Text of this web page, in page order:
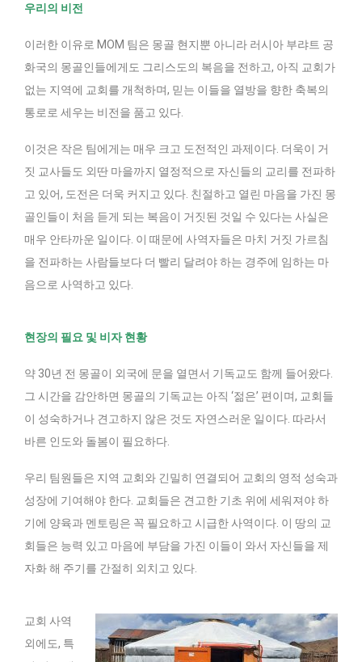
우리의 비전
이러한 이유로 MOM 팀은 몽골 현지뿐 아니라 러시아 부랴트 공
화국의 몽골인들에게도 그리스도의 복음을 전하고, 아직 교회가
없는 지역에 교회를 개척하며, 믿는 이들을 열방을 향한 축복의
통로로 세우는 비전을 품고 있다.
이것은 작은 팀에게는 매우 크고 도전적인 과제이다. 더욱이 거
짓 교사들도 외딴 마을까지 열정적으로 자신들의 교리를 전파하
고 있어, 도전은 더욱 커지고 있다. 친절하고 열린 마음을 가진 몽
골인들이 처음 듣게 되는 복음이 거짓된 것일 수 있다는 사실은
매우 안타까운 일이다. 이 때문에 사역자들은 마치 거짓 가르침
을 전파하는 사람들보다 더 빨리 달려야 하는 경주에 임하는 마
음으로 사역하고 있다.
현장의 필요 및 비자 현황
약 30년 전 몽골이 외국에 문을 열면서 기독교도 함께 들어왔다.
그 시간을 감안하면 몽골의 기독교는 아직 ‘젊은’ 편이며, 교회들
이 성숙하거나 견고하지 않은 것도 자연스러운 일이다. 따라서
바른 인도와 돌봄이 필요하다.
우리 팀원들은 지역 교회와 긴밀히 연결되어 교회의 영적 성숙과
성장에 기여해야 한다. 교회들은 견고한 기초 위에 세워져야 하
기에 양육과 멘토링은 꼭 필요하고 시급한 사역이다. 이 땅의 교
회들은 능력 있고 마음에 부담을 가진 이들이 와서 자신들을 제
자화 해 주기를 간절히 외치고 있다.
교회 사역
외에도, 특